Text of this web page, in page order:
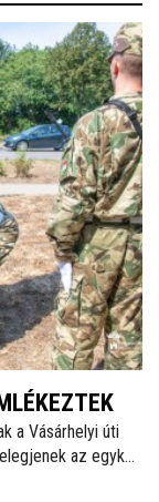
a Vásárhelyi úti
az egykori